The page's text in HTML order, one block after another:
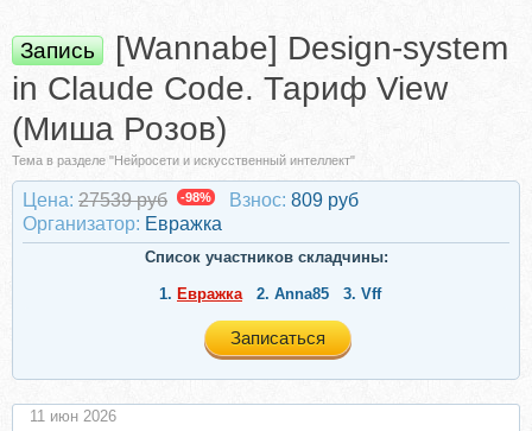
Запись
[Wannabe] Design-system
in Claude Code. Тариф View
(Миша Розов)
Тема в разделе "Нейросети и искусственный интеллект"
Цена: 27539 руб -98% Взнос: 809 руб
Организатор: Евражкa
Список участников складчины:
1. Евражкa 2. Anna85 3. Vff
Записаться
11 июн 2026